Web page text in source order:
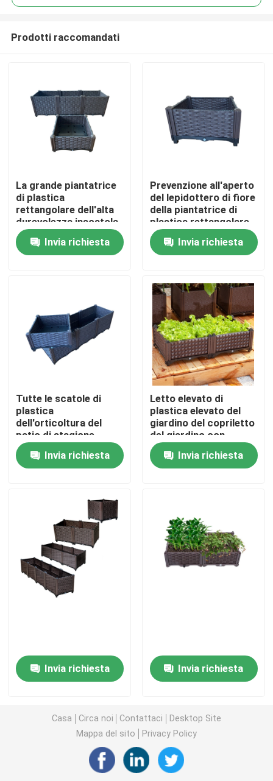
Prodotti
Chi siamo
Controllo di qualità
Contattaci
Tutti i casi
Scatole alzate di plastica della piantatrice
Scatola di plastica della piantatrice del giardino
Piantatrice di plastica sulle ruote
Piantatrici alzate di plastica sulle gambe
Accessori della scatola della piantatrice
Vassoio del germoglio del seme
Piantina Tray Stand
Prodotti raccomandati
La grande piantatrice
di plastica
rettangolare dell'alta
durevolezza inscatola
per il patio tutte le
stagioniInvia richiesta
Prevenzione all'aperto
del lepidottero di fiore
della piantatrice di
plastica rettangolare
decorativa antiusura
del contenitore
Invia richiesta
Tutte le scatole di
plastica
dell'orticoltura del
patio di stagione
sopravvivono la prova
Invia richiesta
Letto elevato di
plastica elevato del
giardino del copriletto
del giardino con
contributo al fiore
all'aperto e
dell'interno che pianta
Invia richiesta
Invia richiesta Invia richiesta
Casa Circa noi Contattaci
Desktop Site
Mappa del sito
Privacy Policy